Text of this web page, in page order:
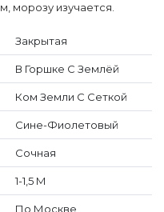
морозу изучается.
Закрытая
В Горшке С Землёй
Ком Земли С Сеткой
Сине-Фиолетовый
Сочная
1-1,5 М
По Москве